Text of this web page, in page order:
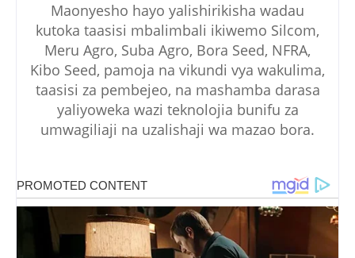
Maonyesho hayo yalishirikisha wadau
kutoka taasisi mbalimbali ikiwemo Silcom,
Meru Agro, Suba Agro, Bora Seed, NFRA,
Kibo Seed, pamoja na vikundi vya wakulima,
taasisi za pembejeo, na mashamba darasa
yaliyoweka wazi teknolojia bunifu za
umwagiliaji na uzalishaji wa mazao bora.